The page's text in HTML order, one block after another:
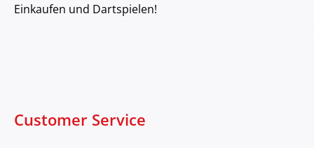
Einkaufen und Dartspielen!
Customer Service